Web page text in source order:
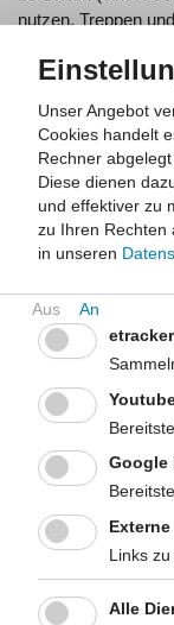
nutzen. Treppen
und verdreckt.
konsistente
Effekte.
Fazit
Treppen sind
hochintensive
Der Energiebedarf
der Gang in der
Fahrstuhl oder auf
Empfehlung
motivieren,
Stockwerk
den konsistenten
Treppensteigens.
Rolltreppen
Treppennutzung
einer
Unser Angebot
Cookies handelt
Rechner
Diese dienen
und effektiver zu
zu Ihren Rechten
in unseren
etracker
Google
Links
Alle